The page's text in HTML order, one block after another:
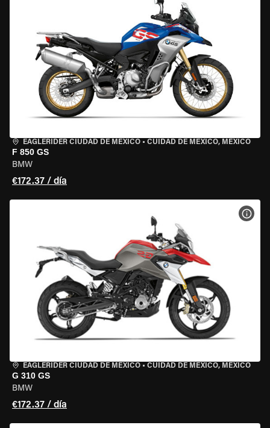
EAGLERIDER CIUDAD DE MÉXICO • CUIDAD DE MEXICO, MEXICO
F 850 GS
BMW
€172.37 / día
EAGLERIDER CIUDAD DE MÉXICO • CUIDAD DE MEXICO, MEXICO
G 310 GS
BMW
€172.37 / día
VER